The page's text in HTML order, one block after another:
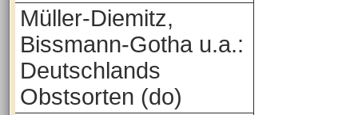
Müller-Diemitz,
Bissmann-Gotha u.a.:
Deutschlands
Obstsorten (do)